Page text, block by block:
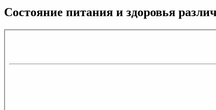
Состояние питания и здоровья